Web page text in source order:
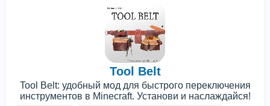
Tool Belt
Tool Belt: удобный мод для быстрого переключения
инструментов в Minecraft. Установи и наслаждайся!